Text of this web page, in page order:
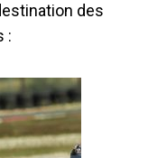
des
: